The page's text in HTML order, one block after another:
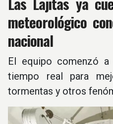
meteorológico
nacional
El equipo comenzó a
tiempo real para
tormentas y otros